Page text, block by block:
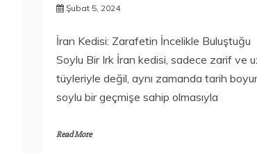
Şubat 5, 2024
İran Kedisi: Zarafetin İncelikle Buluştuğu
Soylu Bir Irk İran kedisi, sadece zarif ve
tüyleriyle değil, aynı zamanda tarih
soylu bir geçmişe sahip olmasıyla
Read More